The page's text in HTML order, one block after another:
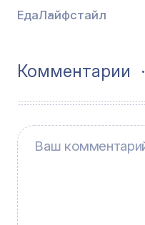
ЕдаЛайфстайл
Комментарии